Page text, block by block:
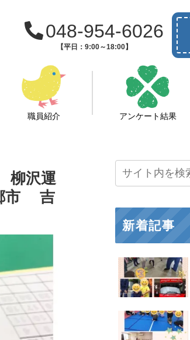
048-954-6026
【平日：9:00～18:00】
職員紹介 アンケート結果
柳沢運
市 吉
新着記事